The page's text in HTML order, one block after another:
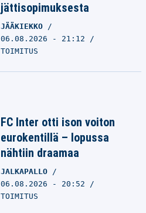
jättisopimuksesta
JÄÄKIEKKO
06.08.2026 - 21:12
TOIMITUS
FC Inter otti ison voiton
eurokentillä – lopussa
nähtiin draamaa
JALKAPALLO
06.08.2026 - 20:52
TOIMITUS